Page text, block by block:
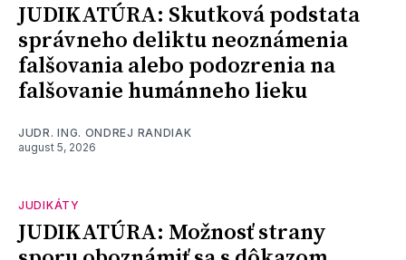
JUDIKATÚRA: Skutková podstata
správneho deliktu neoznámenia
falšovania alebo podozrenia na
falšovanie humánneho lieku
JUDR. ING. ONDREJ RANDIAK
august 5, 2026
JUDIKÁTY
JUDIKATÚRA: Možnosť strany